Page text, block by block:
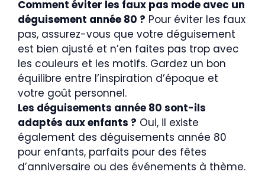
Comment éviter les faux pas mode avec un
déguisement année 80 ? Pour éviter les faux
pas, assurez-vous que votre déguisement
est bien ajusté et n’en faites pas trop avec
les couleurs et les motifs. Gardez un bon
équilibre entre l’inspiration d’époque et
votre goût personnel.
Les déguisements année 80 sont-ils
adaptés aux enfants ? Oui, il existe
également des déguisements année 80
pour enfants, parfaits pour des fêtes
d’anniversaire ou des événements à thème.